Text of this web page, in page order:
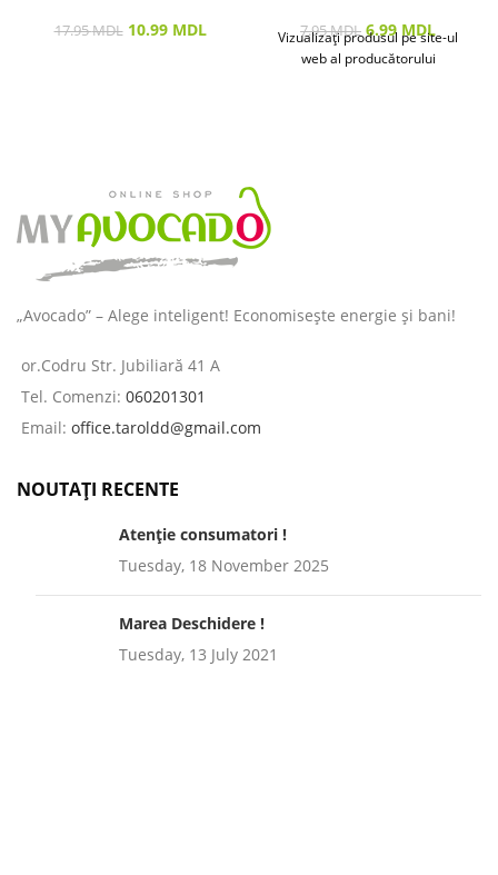
17.95MDL 10.99 MDL 7.95MDL 6.99 MDL
Vizualizați produsul pe site-ul
web al producătorului
„Avocado” – Alege inteligent! Economisește energie și bani!
or.Codru Str. Jubiliară 41 A
Tel. Comenzi: 060201301
Email: office.taroldd@gmail.com
NOUTAȚI RECENTE
Atenție consumatori !
Tuesday, 18 November 2025
Marea Deschidere !
Tuesday, 13 July 2021